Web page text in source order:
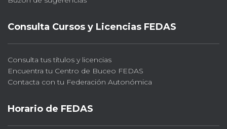
Consulta Cursos y Licencias FEDAS
Consulta tus títulos y licencias
Encuentra tu Centro de Buceo FEDAS
Contacta con tu Federación Autonómica
Horario de FEDAS